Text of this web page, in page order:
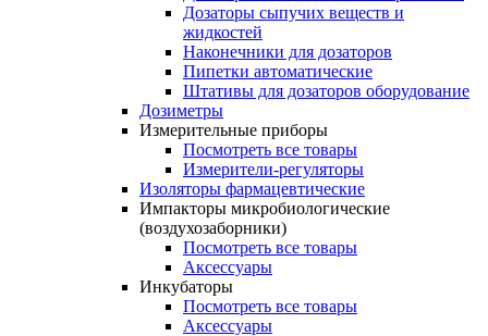
Дозаторы сыпучих веществ и
жидкостей
Наконечники для дозаторов
Пипетки автоматические
Штативы для дозаторов оборудование
Дозиметры
Измерительные приборы
Посмотреть все товары
Измерители-регуляторы
Изоляторы фармацевтические
Импакторы микробиологические
(воздухозаборники)
Посмотреть все товары
Аксессуары
Инкубаторы
Посмотреть все товары
Аксессуары